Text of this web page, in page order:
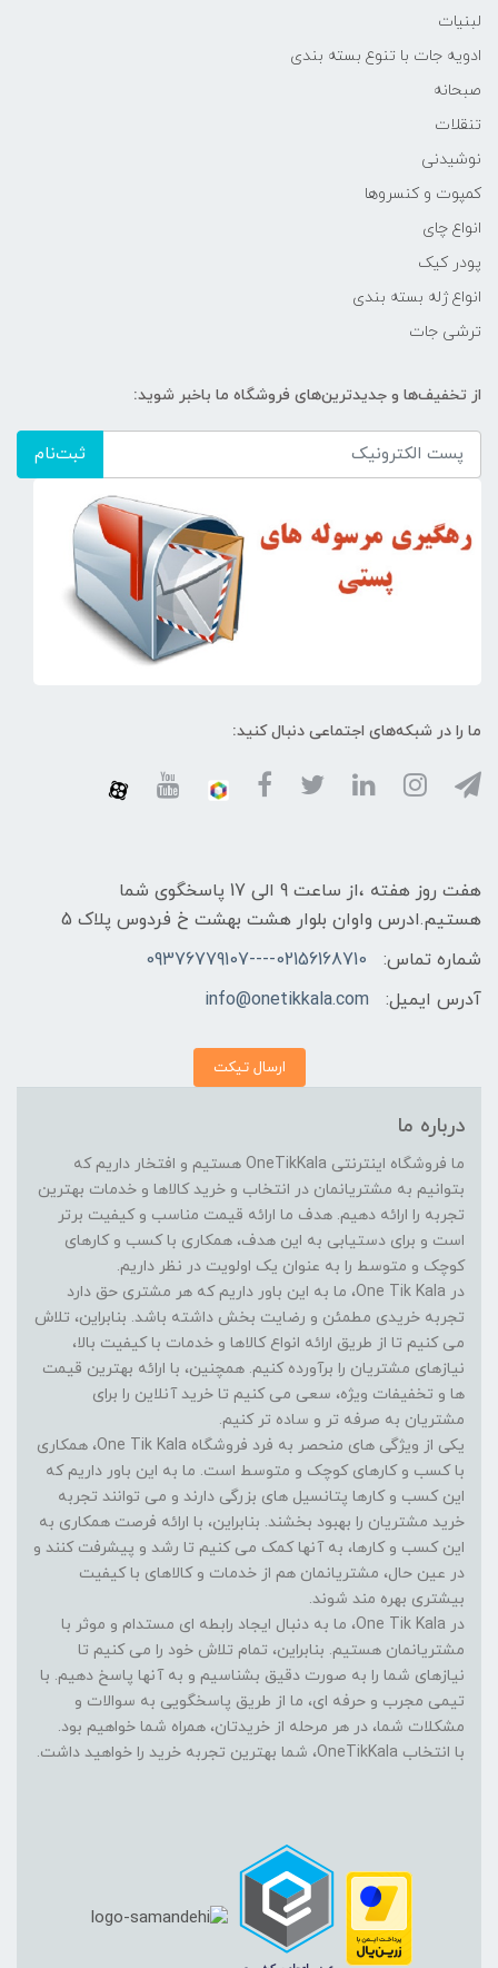
لبنیات
ادویه جات با تنوع بسته بندی
صبحانه
تنقلات
نوشیدنی
کمپوت و کنسروها
انواع چای
پودر کیک
انواع ژله بسته بندی
ترشی جات
از تخفیف‌ها و جدیدترین‌های فروشگاه ما باخبر شوید:
ثبت‌نام
ما را در شبکه‌های اجتماعی دنبال کنید:
هفت روز هفته ،از ساعت 9 الی 17 پاسخگوی شما
هستیم.ادرس واوان بلوار هشت بهشت خ فردوس پلاک 5
شماره تماس:
02156168710----09376779107
آدرس ایمیل:
info@onetikkala.com
ارسال تیکت
درباره ما
ما فروشگاه اینترنتی OneTikKala هستیم و افتخار داریم که
بتوانیم به مشتریانمان در انتخاب و خرید کالاها و خدمات بهترین
تجربه را ارائه دهیم. هدف ما ارائه قیمت مناسب و کیفیت برتر
است و برای دستیابی به این هدف، همکاری با کسب و کارهای
کوچک و متوسط را به عنوان یک اولویت در نظر داریم.
در One Tik Kala، ما به این باور داریم که هر مشتری حق دارد
تجربه خریدی مطمئن و رضایت بخش داشته باشد. بنابراین، تلاش
می کنیم تا از طریق ارائه انواع کالاها و خدمات با کیفیت بالا،
نیازهای مشتریان را برآورده کنیم. همچنین، با ارائه بهترین قیمت
ها و تخفیفات ویژه، سعی می کنیم تا خرید آنلاین را برای
مشتریان به صرفه تر و ساده تر کنیم.
یکی از ویژگی های منحصر به فرد فروشگاه One Tik Kala، همکاری
با کسب و کارهای کوچک و متوسط است. ما به این باور داریم که
این کسب و کارها پتانسیل های بزرگی دارند و می توانند تجربه
خرید مشتریان را بهبود بخشند. بنابراین، با ارائه فرصت همکاری به
این کسب و کارها، به آنها کمک می کنیم تا رشد و پیشرفت کنند و
در عین حال، مشتریانمان هم از خدمات و کالاهای با کیفیت
بیشتری بهره مند شوند.
در One Tik Kala، ما به دنبال ایجاد رابطه ای مستدام و موثر با
مشتریانمان هستیم. بنابراین، تمام تلاش خود را می کنیم تا
نیازهای شما را به صورت دقیق بشناسیم و به آنها پاسخ دهیم. با
تیمی مجرب و حرفه ای، ما از طریق پاسخگویی به سوالات و
مشکلات شما، در هر مرحله از خریدتان، همراه شما خواهیم بود.
با انتخاب OneTikKala، شما بهترین تجربه خرید را خواهید داشت.